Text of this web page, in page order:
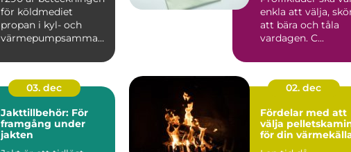
för köldmediet
propan i kyl- och
värmepumpsamman
mycket låg klim...
enkla att välja,
att bära och tåla
vardagen. C...
03. dec
Jakttillbehör: För
framgång under
jakten
02. dec
Fördelar med att
välja
för din